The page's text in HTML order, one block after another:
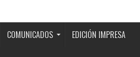
COMUNICADOS EDICIÓN IMPRESA